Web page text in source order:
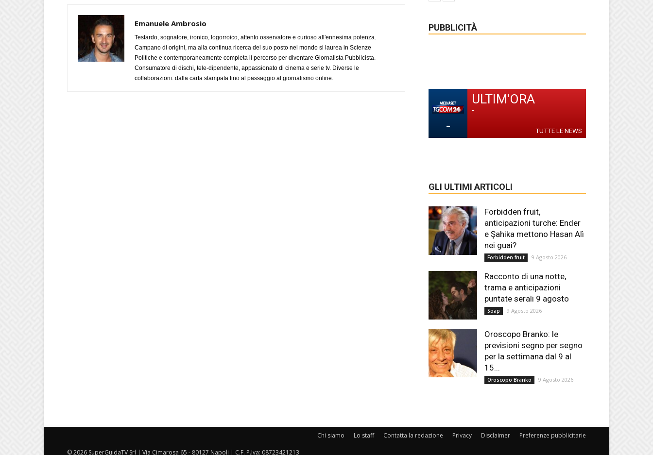
Emanuele Ambrosio
Testardo, sognatore, ironico, logorroico, attento osservatore e curioso all'ennesima potenza.
Campano di origini, ma alla continua ricerca del suo posto nel mondo si laurea in Scienze
Politiche e contemporaneamente completa il percorso per diventare Giornalista Pubblicista.
Consumatore di dischi, tele-dipendente, appassionato di cinema e serie tv. Diverse le
collaborazioni: dalla carta stampata fino al passaggio al giornalismo online.
PUBBLICITÀ
-
ULTIM'ORA
-
TUTTE LE NEWS
GLI ULTIMI ARTICOLI
Forbidden fruit,
anticipazioni turche: Ender
e Şahika mettono Hasan Alì
nei guai?
Forbidden fruit 9 Agosto 2026
Racconto di una notte,
trama e anticipazioni
puntate serali 9 agosto
Soap 9 Agosto 2026
Oroscopo Branko: le
previsioni segno per segno
per la settimana dal 9 al
15...
Oroscopo Branko 9 Agosto 2026
Chi siamo Lo staff Contatta la redazione Privacy Disclaimer Preferenze pubblicitarie
© 2026 SuperGuidaTV Srl | Via Cimarosa 65 - 80127 Napoli | C.F. P.Iva: 08723421213